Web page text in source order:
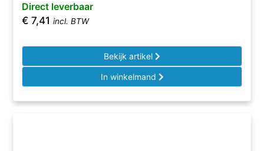
Direct leverbaar
€ 7,41 incl. BTW
Bekijk artikel
In winkelmand